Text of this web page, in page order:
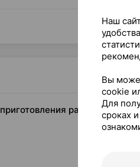
Читать
раствора для
Наш
Вы
cookie
Для
сроках